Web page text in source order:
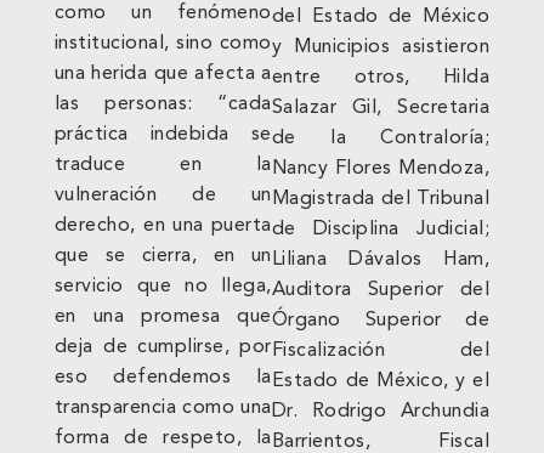
como un fenómeno
institucional, sino como
una herida que afecta a
las personas: “cada
práctica indebida se
traduce en la
vulneración de un
derecho, en una puerta
que se cierra, en un
servicio que no llega,
en una promesa que
deja de cumplirse, por
eso defendemos la
transparencia como una
forma de respeto, la
del Estado de México
y Municipios asistieron
entre otros, Hilda
Salazar Gil, Secretaria
de la Contraloría;
Nancy Flores Mendoza,
Magistrada del Tribunal
de Disciplina Judicial;
Liliana Dávalos Ham,
Auditora Superior del
Órgano Superior de
Fiscalización del
Estado de México, y el
Dr. Rodrigo Archundia
Barrientos, Fiscal